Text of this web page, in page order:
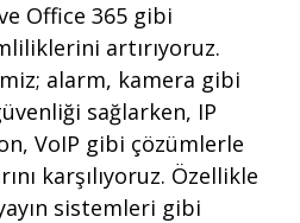
Office 365 gibi
artırıyoruz.
alarm, kamera gibi
sağlarken, IP
VoIP gibi çözümlerle
karşılıyoruz. Özellikle
sistemleri gibi